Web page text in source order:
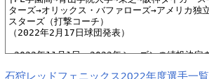
石狩レッドフェニックス2022年度選手一覧